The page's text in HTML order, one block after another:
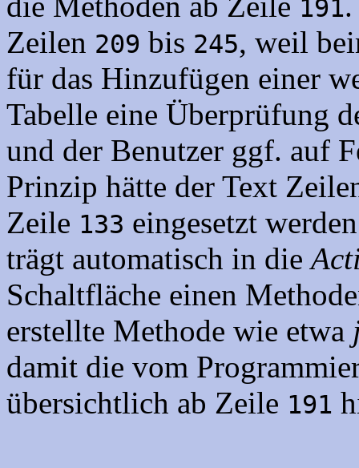
191
Zeilen 209 bis 245, weil
für das Hinzufügen einer
Tabelle eine Überprüfung
und der Benutzer ggf. auf
Prinzip hätte der Text
Zeile 133 eingesetzt
trägt automatisch in die
Schaltfläche einen
erstellte Methode wie etwa
damit die vom
übersichtlich ab Zeile 191